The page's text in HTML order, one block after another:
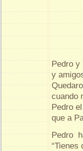
Pedro y
y
cuando
Pedro
que a
Pedro
“Tienes